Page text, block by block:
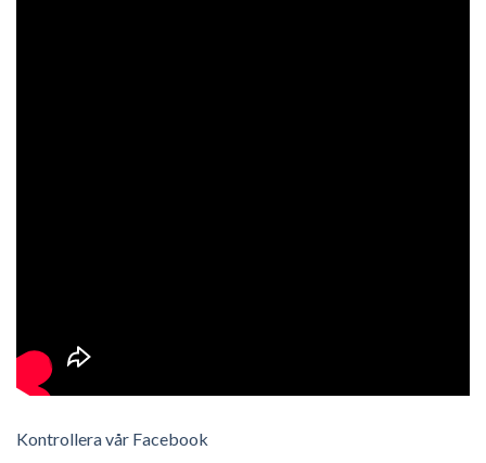
Kontrollera vår Facebook